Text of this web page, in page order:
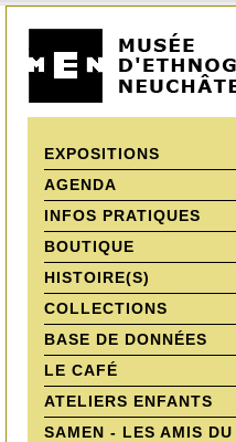
EXPOSITIONS
AGENDA
INFOS PRATIQUES
BOUTIQUE
HISTOIRE(S)
COLLECTIONS
BASE DE DONNÉES
LE CAFÉ
ATELIERS ENFANTS
SAMEN - LES AMIS DU